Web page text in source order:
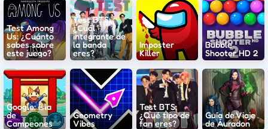
Test Among
Us: ¿Cuánto
sabes sobre
este juego?
Test BTS:
¿Cuál
integrante de
la banda
eres?
Imposter
Killer
Bubble
Shooter HD 2
Google: Isla
de
Campeones
Geometry
Vibes
Test BTS:
¿Qué tipo de
fan eres?
Guía de Viaje
de Áuradon